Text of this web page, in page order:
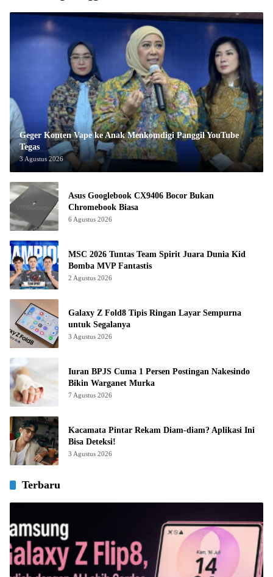
Geger Konten Vape ke Anak Menkomdigi Panggil YouTube
Tegas
3 Agustus 2026
Asus Googlebook CX9406 Bocor Bukan
Chromebook Biasa
6 Agustus 2026
MSC 2026 Tuntas Team Spirit Juara Dunia Kid
Bomba MVP Fantastis
2 Agustus 2026
Galaxy Z Fold8 Tipis Ringan Layar Sempurna
untuk Segalanya
3 Agustus 2026
Iuran BPJS Cuma 1 Persen Postingan Nakesindo
Bikin Warganet Murka
7 Agustus 2026
Kacamata Pintar Rekam Diam-diam? Aplikasi Ini
Bisa Deteksi!
3 Agustus 2026
Terbaru